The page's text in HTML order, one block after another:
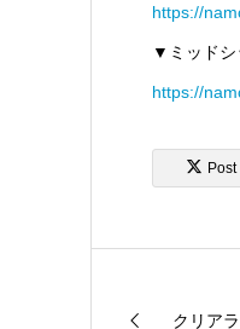
https://
▼ ミッド
https://
Post
クリア